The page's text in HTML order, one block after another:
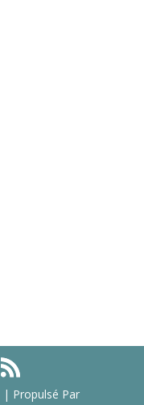
| Propulsé Par